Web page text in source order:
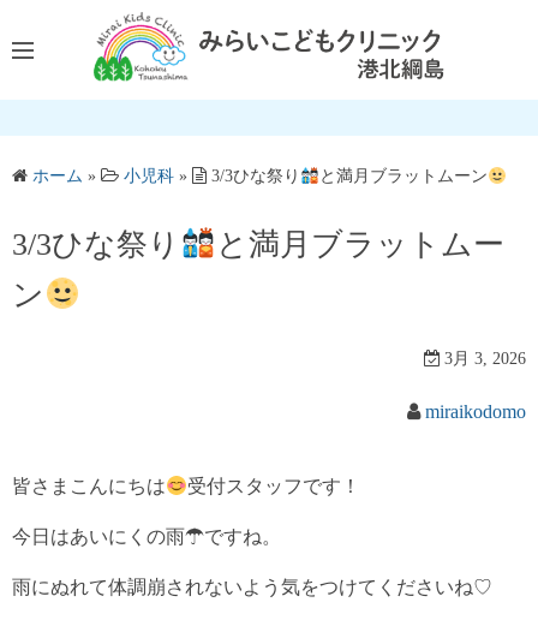
ン
ツ
へ
キ
ホーム » 小児科 » 3/3ひな祭り と満月ブラットムーン
3/3ひな祭り
と満月ブラットムー
ン
3月 3, 2026
miraikodomo
皆さまこんにちは 受付スタッフです！
今日はあいにくの雨☂ですね。
雨にぬれて体調崩されないよう気をつけてくださいね♡